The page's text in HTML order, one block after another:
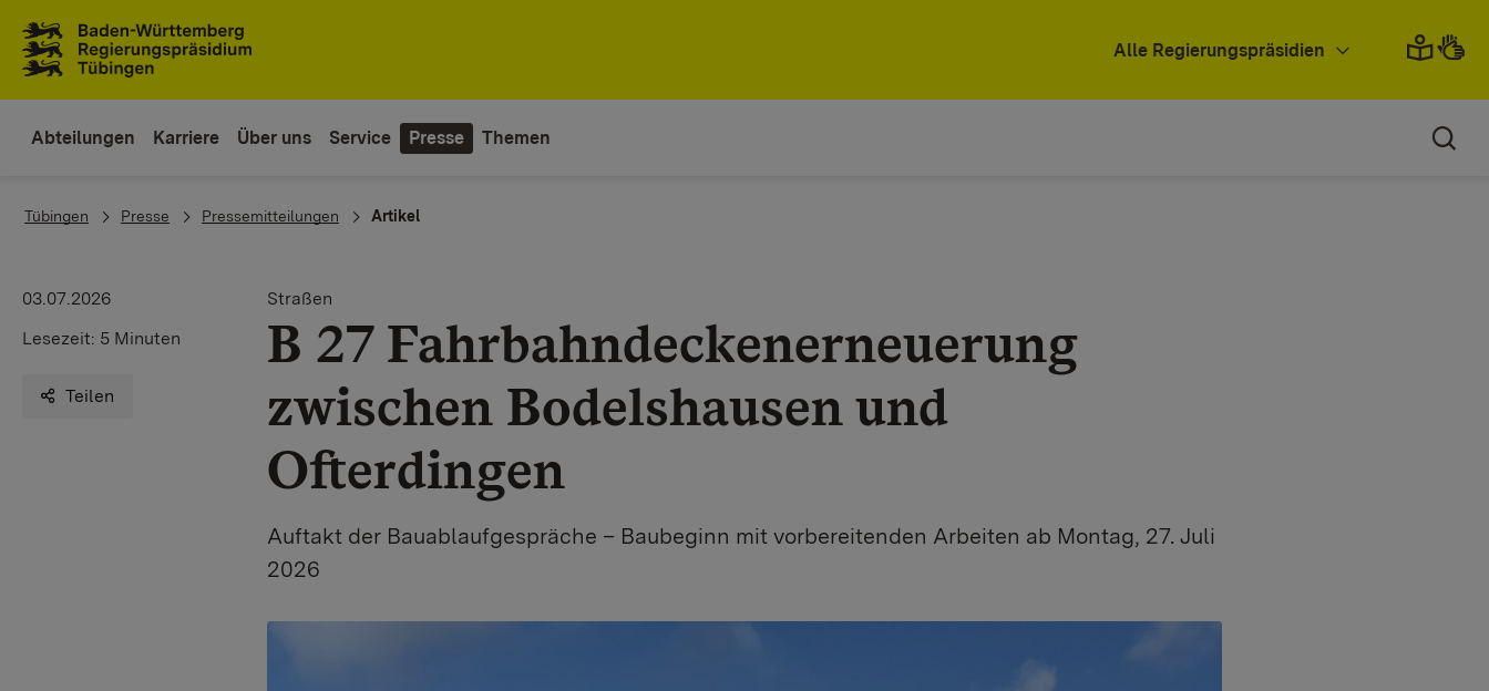
Alle Regierungspräsidien
Abteilungen Karriere Über uns Service Presse Themen
You are here:
Tübingen Presse Pressemitteilungen Artikel
03.07.2026
Lesezeit: 5 Minuten
Teilen
Straßen
B 27 Fahrbahndeckenerneuerung
zwischen Bodelshausen und
Ofterdingen
Auftakt der Bauablaufgespräche – Baubeginn mit vorbereitenden Arbeiten ab Montag, 27. Juli
2026